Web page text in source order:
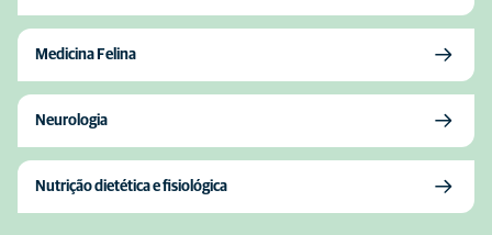
Medicina Felina
Neurologia
Nutrição dietética e fisiológica